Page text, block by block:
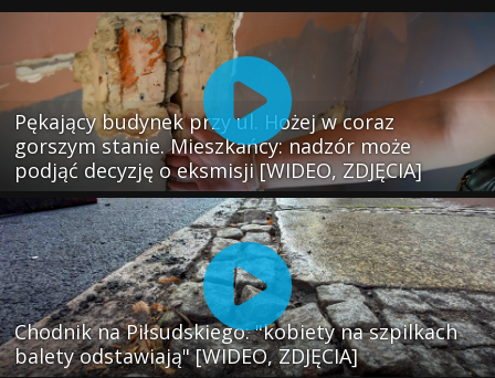
Pękający budynek przy ul. Hożej w coraz
gorszym stanie. Mieszkańcy: nadzór może
podjąć decyzję o eksmisji [WIDEO, ZDJĘCIA]
Chodnik na Piłsudskiego: "kobiety na szpilkach
balety odstawiają" [WIDEO, ZDJĘCIA]